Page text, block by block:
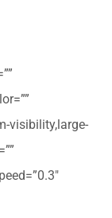
visibility,large-